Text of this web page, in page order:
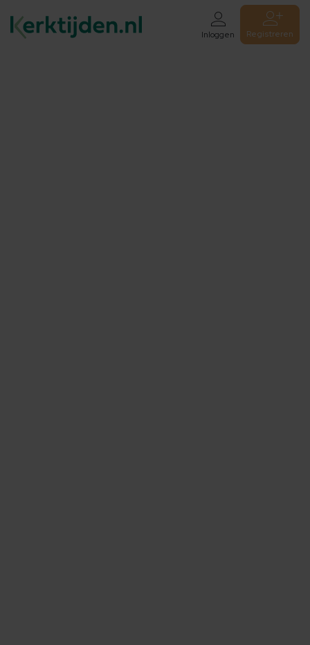
Inloggen Registreren